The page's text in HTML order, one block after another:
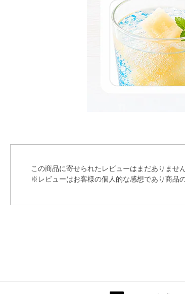
この商品に寄せられたレビューはまだありません
※レビューはお客様の個人的な感想であり商品